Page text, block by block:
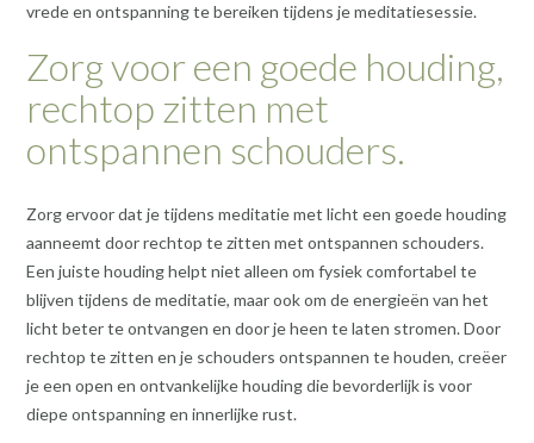
vrede en ontspanning te bereiken tijdens je meditatiesessie.
Zorg voor een goede houding,
rechtop zitten met
ontspannen schouders.
Zorg ervoor dat je tijdens meditatie met licht een goede houding
aanneemt door rechtop te zitten met ontspannen schouders.
Een juiste houding helpt niet alleen om fysiek comfortabel te
blijven tijdens de meditatie, maar ook om de energieën van het
licht beter te ontvangen en door je heen te laten stromen. Door
rechtop te zitten en je schouders ontspannen te houden, creëer
je een open en ontvankelijke houding die bevorderlijk is voor
diepe ontspanning en innerlijke rust.